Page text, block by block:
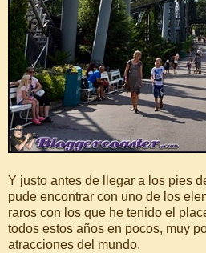
Y justo antes de llegar a los pies
pude encontrar con uno de los
raros con los que he tenido el
todos estos años en pocos, muy
atracciones del mundo.